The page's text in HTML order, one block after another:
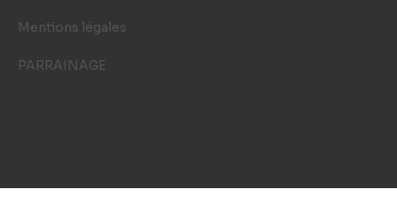
Mentions légales
PARRAINAGE